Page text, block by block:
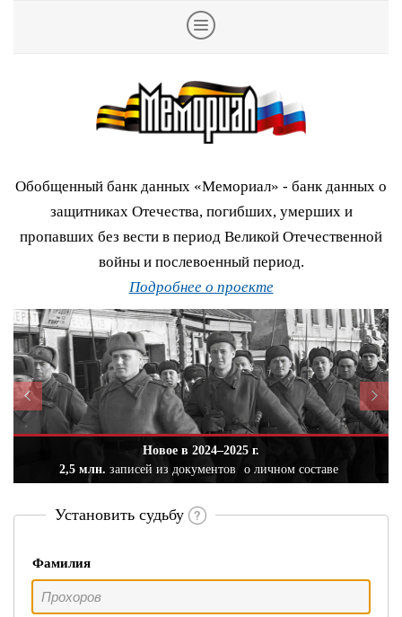
Обобщенный банк данных «Мемориал» - банк данных о
защитниках Отечества, погибших, умерших и
пропавших без вести в период Великой Отечественной
войны и послевоенный период.
Подробнее о проекте
Новое в 2024–2025 г.
2,5 млн. записей из документов о личном составе
Установить судьбу
Фамилия